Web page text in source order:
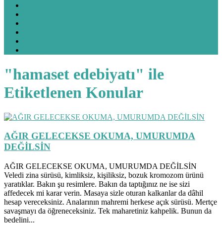
"hamaset edebiyatı" ile
Etiketlenen Konular
AĞIR GELECEKSE OKUMA, UMURUMDA
DEĞİLSİN
AĞIR GELECEKSE OKUMA, UMURUMDA DEĞİLSİN
Veledi zina sürüsü, kimliksiz, kişiliksiz, bozuk kromozom ürünü
yaratıklar. Bakın şu resimlere. Bakın da taptığınız ne ise sizi
affedecek mi karar verin. Masaya sizle oturan kalkanlar da dâhil
hesap vereceksiniz. Analarının mahremi herkese açık sürüsü. Mertçe
savaşmayı da öğreneceksiniz. Tek maharetiniz kahpelik. Bunun da
bedelini...